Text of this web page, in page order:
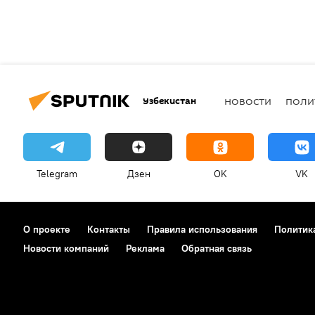
Узбекистан НОВОСТИ
Telegram Дзен OK VK
О проекте Контакты Правила использования
Новости компаний
Реклама Обратная связь